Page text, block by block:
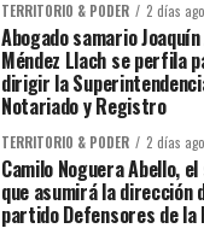
TERRITORIO & PODER 2 días ago
Abogado samario
Méndez Llach se perfila
dirigir la
Notariado y Registro
TERRITORIO & PODER 2 días ago
Camilo Noguera Abello,
que asumirá la dirección
partido Defensores de la